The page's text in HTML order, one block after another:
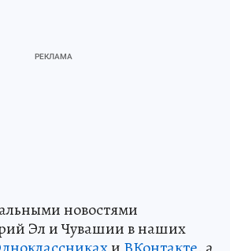
новостями
Эл и Чувашии в наших